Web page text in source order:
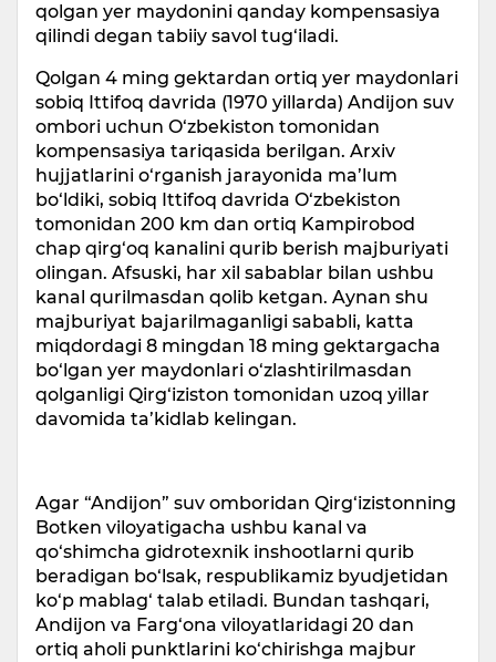
qolgan yer maydonini qanday kompensasiya
qilindi degan tabiiy savol tug‘iladi.
Qolgan 4 ming gektardan ortiq yer maydonlari
sobiq Ittifoq davrida (1970 yillarda) Andijon suv
ombori uchun O‘zbekiston tomonidan
kompensasiya tariqasida berilgan. Arxiv
hujjatlarini o‘rganish jarayonida ma’lum
bo‘ldiki, sobiq Ittifoq davrida O‘zbekiston
tomonidan 200 km dan ortiq Kampirobod
chap qirg‘oq kanalini qurib berish majburiyati
olingan. Afsuski, har xil sabablar bilan ushbu
kanal qurilmasdan qolib ketgan. Aynan shu
majburiyat bajarilmaganligi sababli, katta
miqdordagi 8 mingdan 18 ming gektargacha
bo‘lgan yer maydonlari o‘zlashtirilmasdan
qolganligi Qirg‘iziston tomonidan uzoq yillar
davomida ta’kidlab kelingan.
Agar “Andijon” suv omboridan Qirg‘izistonning
Botken viloyatigacha ushbu kanal va
qo‘shimcha gidrotexnik inshootlarni qurib
beradigan bo‘lsak, respublikamiz byudjetidan
ko‘p mablag‘ talab etiladi. Bundan tashqari,
Andijon va Farg‘ona viloyatlaridagi 20 dan
ortiq aholi punktlarini ko‘chirishga majbur